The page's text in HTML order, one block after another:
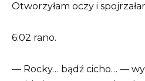
Otworzyłam oczy i
6:02 rano.
— Rocky… bądź cicho… —